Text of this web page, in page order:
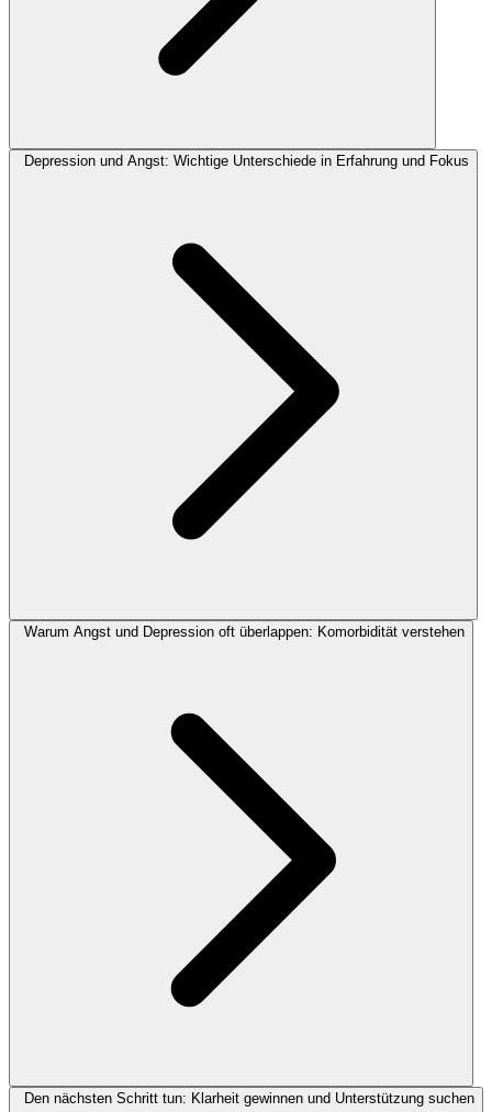
Depression und Angst: Wichtige Unterschiede in Erfahrung und Fokus
Warum Angst und Depression oft überlappen: Komorbidität verstehen
Den nächsten Schritt tun: Klarheit gewinnen und Unterstützung suchen